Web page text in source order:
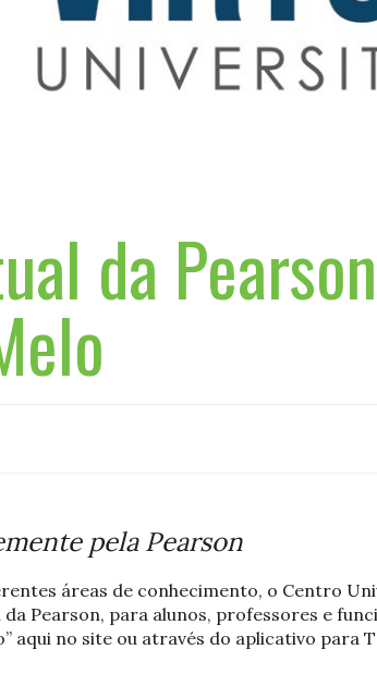
da
pela Pearson
áreas de conhecimento, o Centro
Pearson, para alunos, professores e
aqui no site ou através do aplicativo para